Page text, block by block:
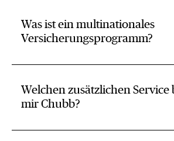
Was ist ein multinationales
Versicherungsprogramm?
Welchen zusätzlichen Service
mir Chubb?